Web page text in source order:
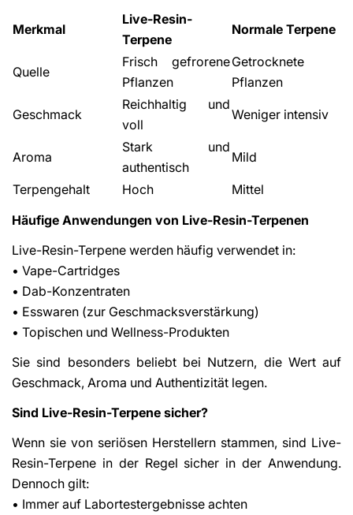
Merkmal
Live-Resin-
Terpene
Normale Terpene
Quelle
Frisch gefrorene
Pflanzen
Getrocknete
Pflanzen
Geschmack
Reichhaltig und
voll
Weniger intensiv
Aroma
Stark und
authentisch
Mild
Terpengehalt Hoch
Mittel
Häufige Anwendungen von Live-Resin-Terpenen
Live-Resin-Terpene werden häufig verwendet in:
• Vape-Cartridges
• Dab-Konzentraten
• Esswaren (zur Geschmacksverstärkung)
• Topischen und Wellness-Produkten
Sie sind besonders beliebt bei Nutzern, die Wert auf
Geschmack, Aroma und Authentizität legen.
Sind Live-Resin-Terpene sicher?
Wenn sie von seriösen Herstellern stammen, sind Live-
Resin-Terpene in der Regel sicher in der Anwendung.
Dennoch gilt:
• Immer auf Labortestergebnisse achten